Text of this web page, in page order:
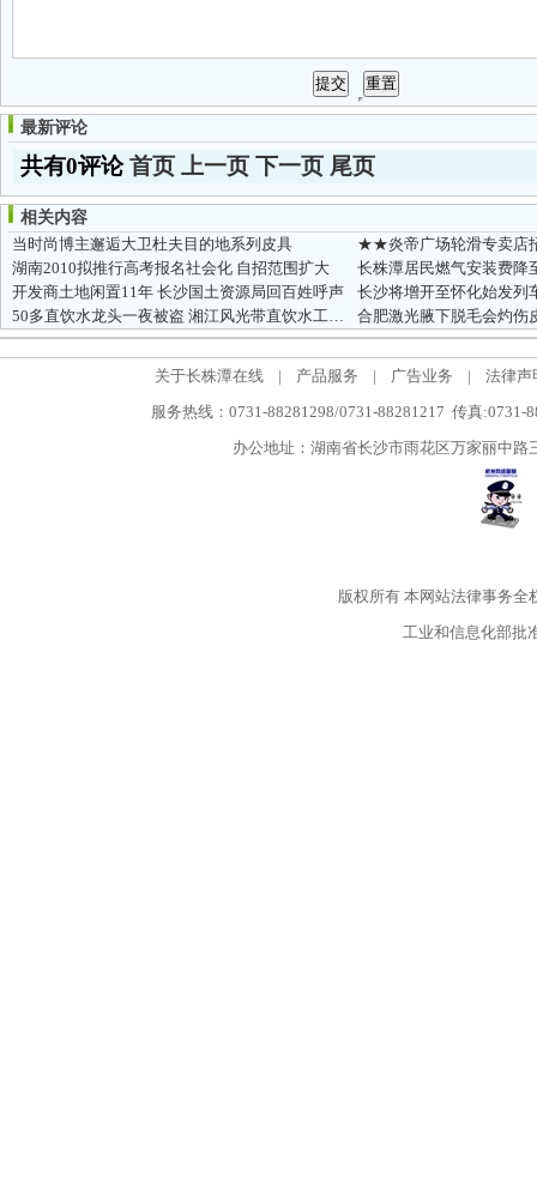
最新评论
共有0评论首页 上一页 下一页 尾页
相关内容
当时尚博主邂逅大卫杜夫目的地系列皮具
★★炎帝广场轮滑专卖店
湖南2010拟推行高考报名社会化 自招范围扩大
长株潭居民燃气安装费降
开发商土地闲置11年 长沙国土资源局回百姓呼声
50多直饮水龙头一夜被盗 湘江风光带直饮水工程受损
合肥激光腋下脱毛会灼伤
关于长株潭在线 | 产品服务 | 广告业务 |
法律声
服务热线：0731-88281298/0731-88281217 传真:0731-
办公地址：湖南省长沙市雨花区万家丽中
版权所有本网站法律事务全
工业和信息化部批